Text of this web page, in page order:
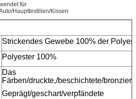
für
Haupttextilien/Kissen
Strickendes Gewebe 100% der
Polyester 100%
Das
Färben/druckte,/beschichtete/
Geprägt/geschart/verpfändete